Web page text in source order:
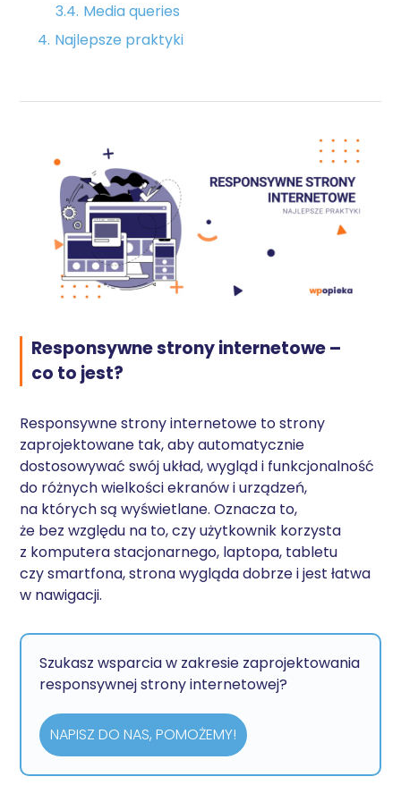
Media queries
Najlepsze praktyki
Responsywne strony internetowe –
co to jest?
Responsywne strony internetowe to strony
zaprojektowane tak, aby automatycznie
dostosowywać swój układ, wygląd i funkcjonalność
do różnych wielkości ekranów i urządzeń,
na których są wyświetlane. Oznacza to,
że bez względu na to, czy użytkownik korzysta
z komputera stacjonarnego, laptopa, tabletu
czy smartfona, strona wygląda dobrze i jest łatwa
w nawigacji.
Szukasz wsparcia w zakresie zaprojektowania
responsywnej strony internetowej?
NAPISZ DO NAS, POMOŻEMY!